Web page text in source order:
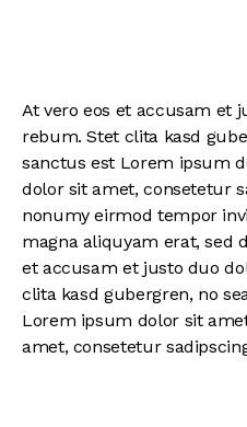
At vero eos et accusam et
rebum. Stet clita kasd
sanctus est Lorem ipsum
dolor sit amet, consetetur
nonumy eirmod tempor
magna aliquyam erat, sed
et accusam et justo duo
clita kasd gubergren, no
Lorem ipsum dolor sit
amet, consetetur